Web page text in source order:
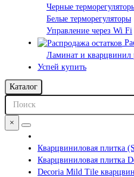
Черные
Белые терморегуляторы
Управление через Wi Fi
Ламинат и кварцвинил
Успей купить
Каталог
×
Кварцвиниловая плитка
Кварцвиниловая плитка
Decoria Mild Tile